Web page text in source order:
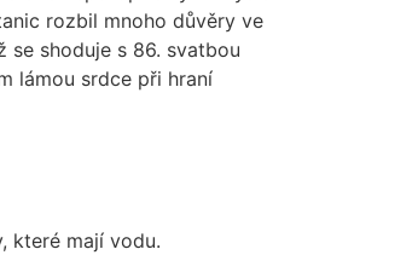
rozbil mnoho důvěry ve
se shoduje s 86. svatbou
lámou srdce při hraní
které mají vodu.